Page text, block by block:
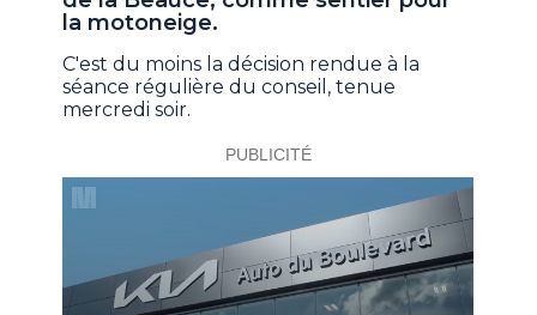
la motoneige.
C'est du moins la décision rendue à la
séance régulière du conseil, tenue
mercredi soir.